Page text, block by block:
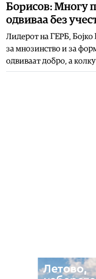
Борисов: Многу
одвиваа без
Лидерот на ГЕРБ, Бојко
за мнозинство и за
одвиваат добро, а